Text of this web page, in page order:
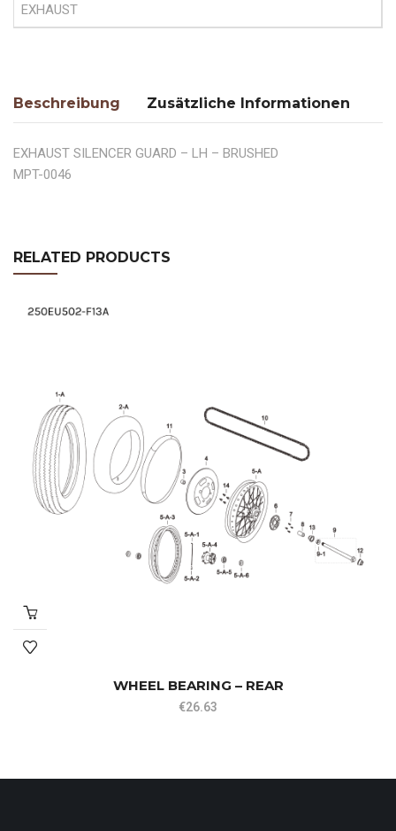
EXHAUST
Beschreibung Zusätzliche Informationen
EXHAUST SILENCER GUARD – LH – BRUSHED
MPT-0046
RELATED PRODUCTS
WHEEL BEARING – REAR
€26.63